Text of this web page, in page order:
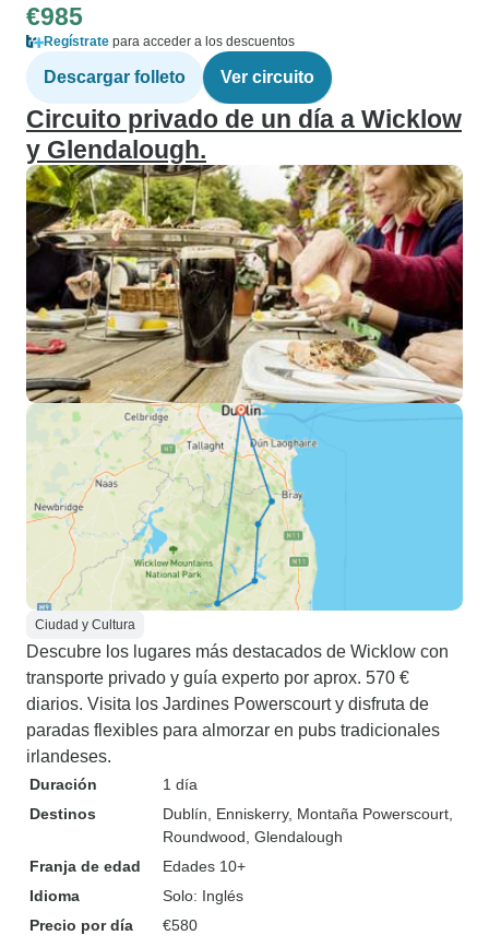
€985
Regístrate para acceder a los descuentos
Descargar folleto Ver circuito
Circuito privado de un día a Wicklow
y Glendalough.
Ciudad y Cultura
Descubre los lugares más destacados de Wicklow con
transporte privado y guía experto por aprox. 570 €
diarios. Visita los Jardines Powerscourt y disfruta de
paradas flexibles para almorzar en pubs tradicionales
irlandeses.
Duración
1 día
Destinos
Dublín , Enniskerry, Montaña Powerscourt
Roundwood , Glendalough
Franja de edad
Edades 10+
Idioma
Solo: Inglés
Precio por día
€580